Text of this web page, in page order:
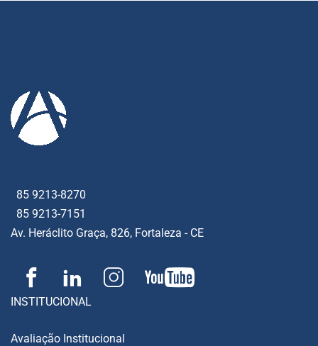
85 9213-8270
85 9213-7151
Av. Heráclito Graça, 826, Fortaleza - CE
INSTITUCIONAL
Avaliação Institucional